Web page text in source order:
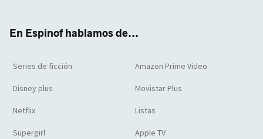
En Espinof hablamos de...
Series de ficción Amazon Prime Video
Disney plus Movistar Plus
Netflix Listas
Supergirl Apple TV